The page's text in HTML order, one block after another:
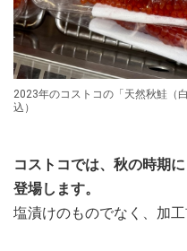
2023年のコストコの「天然秋鮭（
込）
コストコでは、秋の時期
登場します。
塩漬けのものでなく、加工